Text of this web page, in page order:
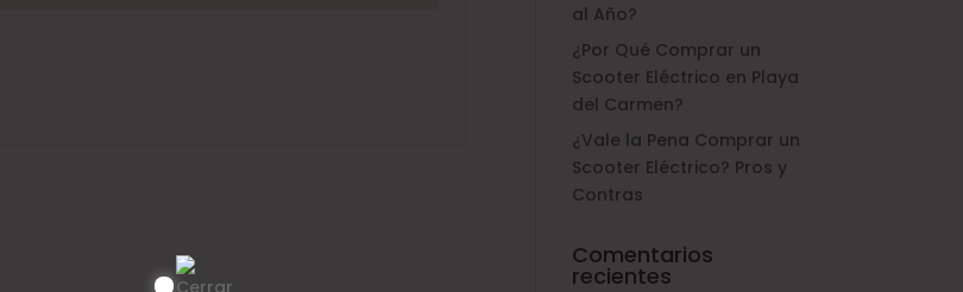
al Año?
¿Por Qué Comprar un
Scooter Eléctrico en Playa
del Carmen?
¿Vale la Pena Comprar un
Scooter Eléctrico? Pros y
Contras
Comentarios
recientes